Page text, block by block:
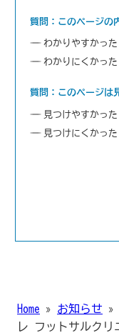
質問：このページの
わかりやすかった
わかりにくかった
質問：このページは
見つけやすかった
見つけにくかった
Home » お知らせ »
レ フットサルク